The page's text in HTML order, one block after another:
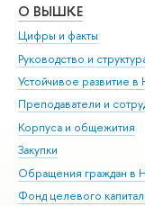
О ВЫШКЕ
Цифры и факты
Руководство и
Устойчивое развитие
Преподаватели и
Корпуса и общежития
Закупки
Обращения граждан
Фонд целевого